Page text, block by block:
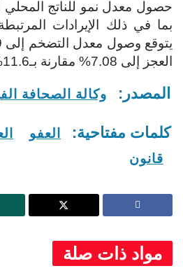
بما في ذلك الإيرادات
العجز إلى 7.08% مقارنة بـ11.6% سنة 2024.
المصدر: وكالة الصحافة
كلمات مفتاحية: العفو
قانون
مواد ذات صلة